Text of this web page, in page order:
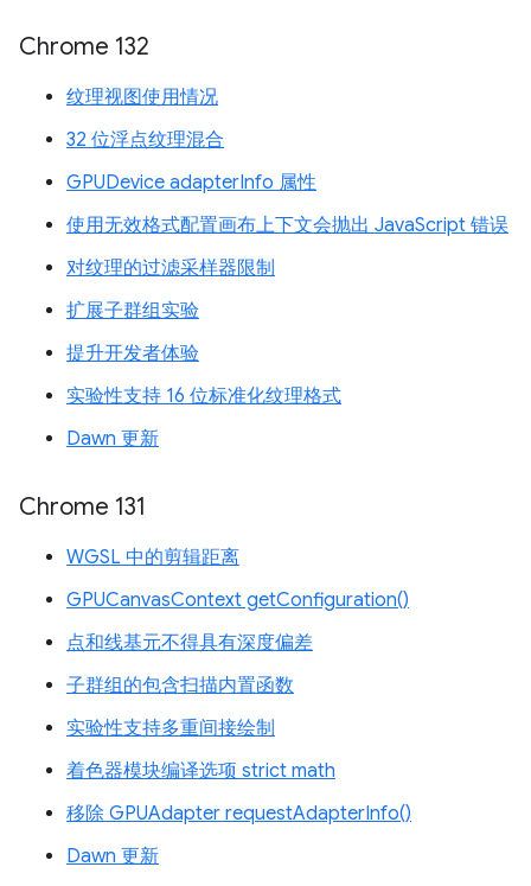
Chrome 132
纹理视图使用情况
32 位浮点纹理混合
GPUDevice adapterInfo 属性
使用无效格式配置画布上下文会抛出 JavaScript 错误
对纹理的过滤采样器限制
扩展子群组实验
提升开发者体验
实验性支持 16 位标准化纹理格式
Dawn 更新
Chrome 131
WGSL 中的剪辑距离
GPUCanvasContext getConfiguration()
点和线基元不得具有深度偏差
子群组的包含扫描内置函数
实验性支持多重间接绘制
着色器模块编译选项 strict math
移除 GPUAdapter requestAdapterInfo()
Dawn 更新